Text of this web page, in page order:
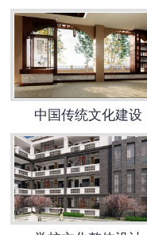
中国传统文化建设